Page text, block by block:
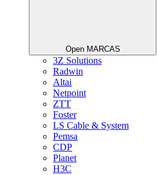
Open MARCAS
3Z Solutions
Radwin
Altai
Netpoint
ZTT
Foster
LS Cable & System
Pemsa
CDP
Planet
H3C